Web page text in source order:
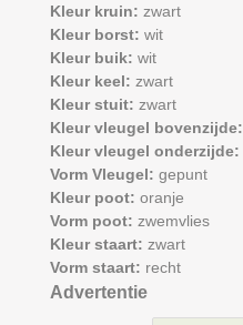
Kleur kruin: zwart
Kleur borst: wit
Kleur buik: wit
Kleur keel: zwart
Kleur stuit: zwart
Kleur vleugel bovenzijde:
Kleur vleugel onderzijde:
Vorm Vleugel: gepunt
Kleur poot: oranje
Vorm poot: zwemvlies
Kleur staart: zwart
Vorm staart: recht
Advertentie